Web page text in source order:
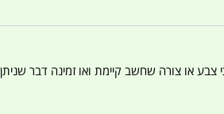
צבע או צורה שחשב קיימת ואו זמינה דבר